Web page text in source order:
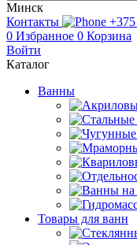
Минск
Контакты
0 Избранное 0 Корзина
Войти
Каталог
Ванны
Товары для ванн